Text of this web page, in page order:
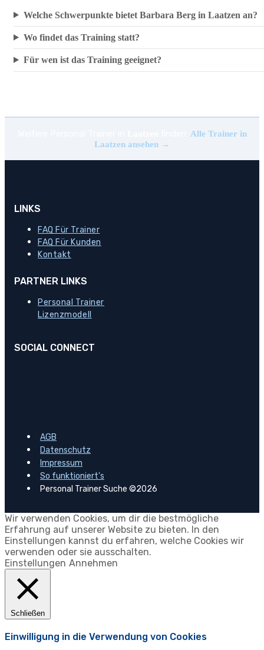
Welche Schwerpunkte bietet Barbara Berg in Laatzen an?
Wo findet das Training statt?
Für wen ist das Training geeignet?
Alle Trainer in
Laatzen ansehen →
LINKS
FAQ Für Trainer
FAQ Für Kunden
Kontakt
PARTNER LINKS
Personal Trainer
Lizenzmodell
SOCIAL CONNECT
AGB
Datenschutz
Impressum
So funktioniert's
Personal Trainer Suche ©2026
Wir verwenden Cookies, um dir die bestmögliche
Erfahrung auf unserer Website zu bieten. In den
Einstellungen kannst du erfahren, welche Cookies wir
verwenden oder sie ausschalten.
Einstellungen Annehmen
Schließen
Einwilligung in die Verwendung von Cookies